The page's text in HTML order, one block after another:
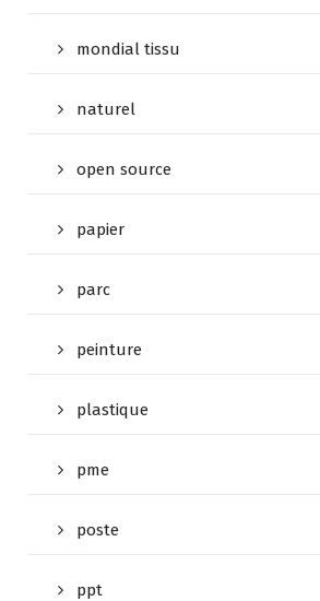
mondial tissu
naturel
open source
papier
parc
peinture
plastique
pme
poste
ppt